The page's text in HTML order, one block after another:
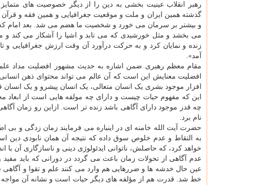
رهبر انقلاب عینیت بخشی به دین را از دیگر خصوصیت های
گذشته همین ایران و ملت و موقعیت جغرافیایی و همین فقه و قرآن
و بیشتر بر سرمان می خورد و شخصیت ما هضم می شد. بعد امام
می بخشد و مثل خورشیدی که می تابد و اشیا را آشکار می کند و
زنده و نمایان کرد و به حرکت درآورد آن وقت ارزش جغرافیایی و
آمد».
مقام معظم رهبری ضمن اشاره به حدیث مشهور افضلیت مداد علما
افضلیت معنایش این است که آن عالم می تواند محتوای ذهن
افزار موجود بشری یک انسان متعالی، یک انسان پیشرو و یک انسان
این که مفهوم حیات چیست و دارای چه مولفه هایی است از
چه قدر موجود دارای آگاهی باشد زنده تر است. ازاین رو زمان
نام برد.
حضرت آیت الله خامنه ای در اینباره می فرمایند زمان زدگی و
به التقاط و عدم خلوص سوق داده که نتیجه آن همان نابودی
خواهد کرد، که حاصلش، ناتوانی ایدئولوژی دینی و ناسازگاری آن
عدم آگاهی از تحولات زمان باعث می گردد در دورانی که باید مفید
عین حال خدشه ها و ضررهایی هم وارد می کنند علم و تقوا و
خط شد. قدرت هم از مؤلفه های دیگر حیات است و نشانه آن مواجه